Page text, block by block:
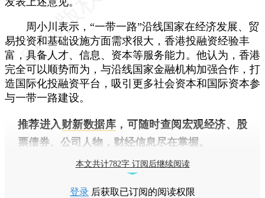
周小川表示，“一带一路”沿线国家在经济发展、贸
易投资和基础设施方面需求很大，香港投融资经验丰
富，具备人才、信息、资本等服务能力。他认为，香港
完全可以顺势而为，与沿线国家金融机构加强合作，打
造国际化投融资平台，吸引更多社会资本和国际资本参
与一带一路建设。
推荐进入 财新数据库 ，可随时查阅宏观经济、股
票债券、公司人物，财经信息尽在掌握。
本文共计782字 订阅后继续阅读
登录 后获取已订阅的阅读权限